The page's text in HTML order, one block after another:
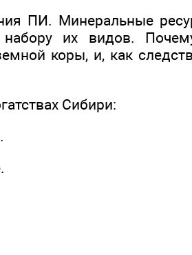
ПИ. Минеральные
их видов.
коры, и, как
Сибири: